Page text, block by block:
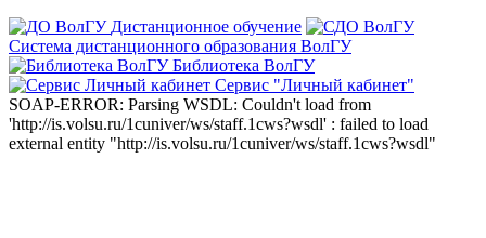
Дистанционное обучение
Система дистанционного образования ВолГУ
Библиотека ВолГУ
Сервис "Личный кабинет"
SOAP-ERROR: Parsing WSDL: Couldn't load from
'http://is.volsu.ru/1cuniver/ws/staff.1cws?wsdl' : failed to load
external entity "http://is.volsu.ru/1cuniver/ws/staff.1cws?wsdl"